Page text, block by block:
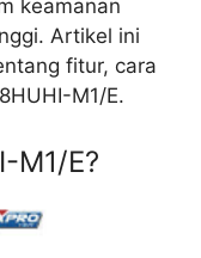
keamanan
Artikel ini
fitur, cara
M1/E.
M1/E?